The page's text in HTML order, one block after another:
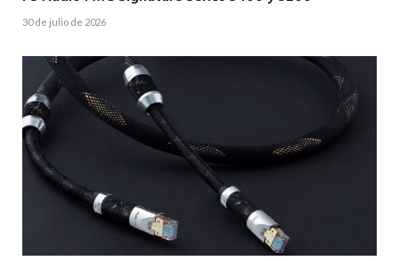
30 de julio de 2026